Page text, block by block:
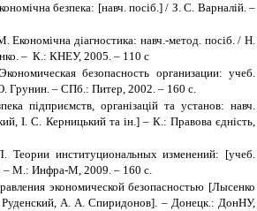
безпека: [навч. посіб.] / З. С. Варналій. –
Економічна діагностика: навч.-метод. посіб. / Н.
– К.: КНЕУ, 2005. – 110 с
безопасность организации: учеб.
Грунин. – СПб.: Питер, 2002. – 160 с.
підприємств, організацій та установ: навч.
І. С. Керницький та ін.] – К.: Правова єдність,
Теории институциональных изменений: [учеб.
– М.: Инфра-М, 2009. – 160 с.
экономической безопасностью [Лысенко
А. А. Спиридонов]. – Донецк.: ДонНУ,